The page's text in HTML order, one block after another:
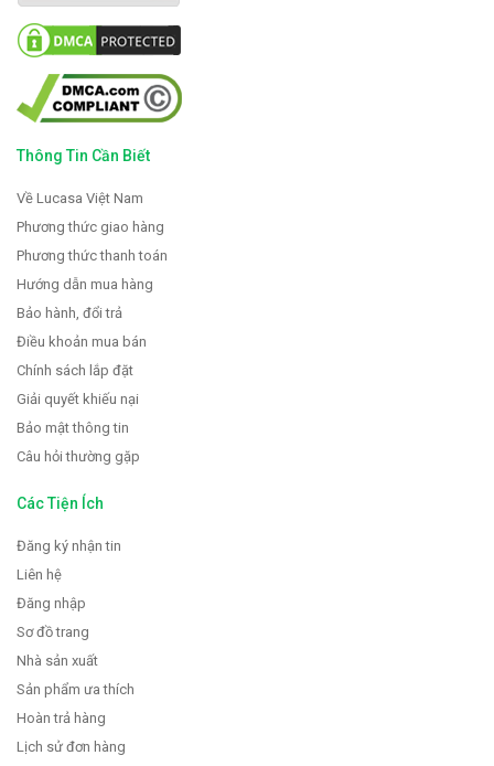
Thông Tin Cần Biết
Về Lucasa Việt Nam
Phương thức giao hàng
Phương thức thanh toán
Hướng dẫn mua hàng
Bảo hành, đổi trả
Điều khoản mua bán
Chính sách lắp đặt
Giải quyết khiếu nại
Bảo mật thông tin
Câu hỏi thường gặp
Các Tiện Ích
Đăng ký nhận tin
Liên hệ
Đăng nhập
Sơ đồ trang
Nhà sản xuất
Sản phẩm ưa thích
Hoàn trả hàng
Lịch sử đơn hàng